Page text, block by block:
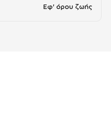
Εφ' όρου ζωής